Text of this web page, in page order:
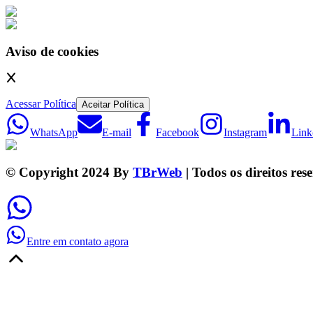
Aviso de cookies
Acessar Política Aceitar Política
WhatsApp E-mail Facebook Instagram
© Copyright 2024 By TBrWeb | Todos os direitos
Entre em contato agora